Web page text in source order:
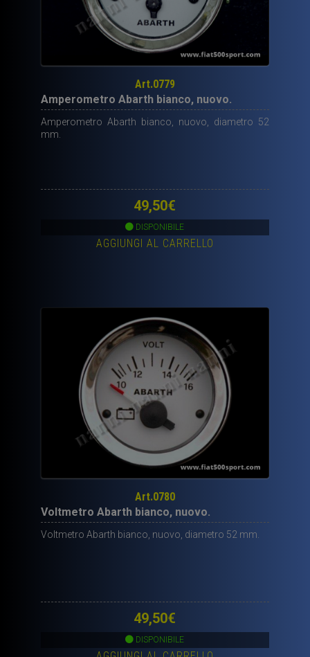
Art.0779
Amperometro Abarth bianco, nuovo.
Amperometro Abarth bianco, nuovo, diametro 52
mm.
49,50€
DISPONIBILE
AGGIUNGI AL CARRELLO
Art.0780
Voltmetro Abarth bianco, nuovo.
Voltmetro Abarth bianco, nuovo, diametro 52 mm.
49,50€
DISPONIBILE